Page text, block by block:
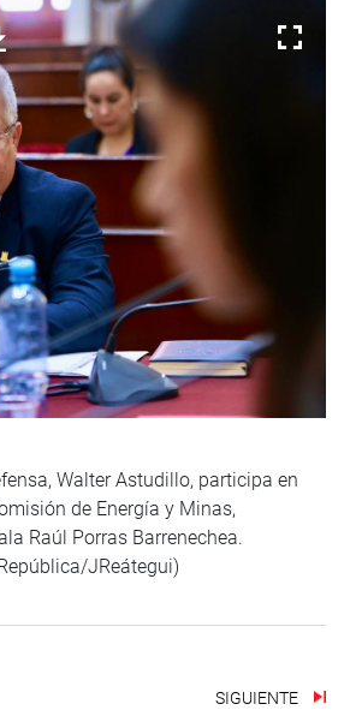
Walter Astudillo, participa en
de Energía y Minas,
Raúl Porras Barrenechea.
JReátegui)
SIGUIENTE